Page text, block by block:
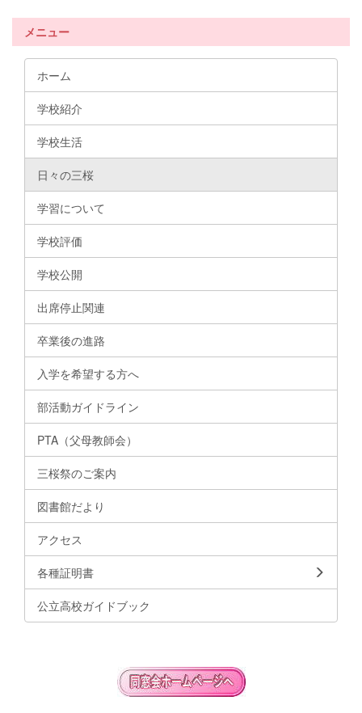
メニュー
ホーム
学校紹介
学校生活
日々の三桜
学習について
学校評価
学校公開
出席停止関連
卒業後の進路
入学を希望する方へ
部活動ガイドライン
PTA（父母教師会）
三桜祭のご案内
図書館だより
アクセス
各種証明書
公立高校ガイドブック